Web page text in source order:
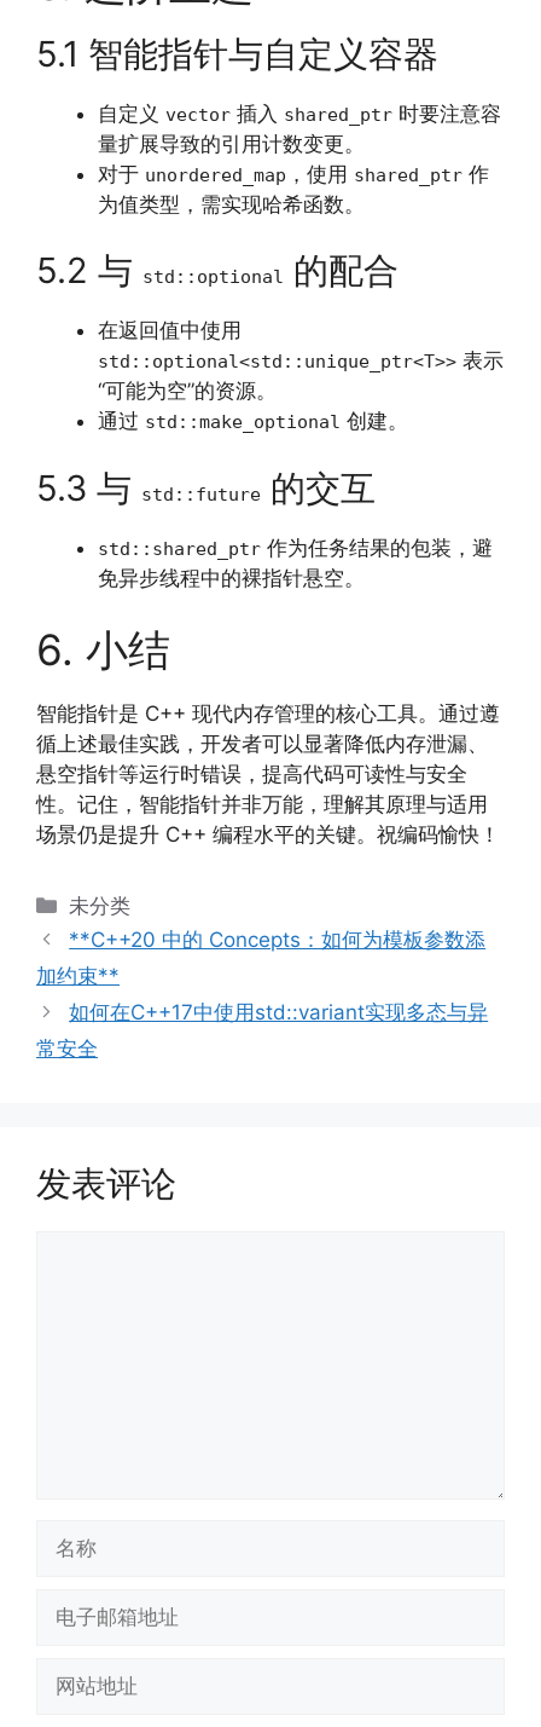
5.1 智能指针与自定义容器
自定义 vector 插入 shared_ptr 时要注意容
量扩展导致的引用计数变更。
对于 unordered_map ，使用 shared_ptr 作
为值类型，需实现哈希函数。
5.2 与 std::optional 的配合
在返回值中使用
std::optional<std::unique_ptr<T>> 表示
“可能为空”的资源。
通过 std::make_optional 创建。
5.3 与 std::future 的交互
std::shared_ptr 作为任务结果的包装，避
免异步线程中的裸指针悬空。
6. 小结
智能指针是 C++ 现代内存管理的核心工具。通过遵
循上述最佳实践，开发者可以显著降低内存泄漏、
悬空指针等运行时错误，提高代码可读性与安全
性。记住，智能指针并非万能，理解其原理与适用
场景仍是提升 C++ 编程水平的关键。祝编码愉快！
分
类
未分类
**C++20 中的 Concepts：如何为模板参数添
加约束**
如何在C++17中使用std::variant实现多态与异
常安全
发表评论